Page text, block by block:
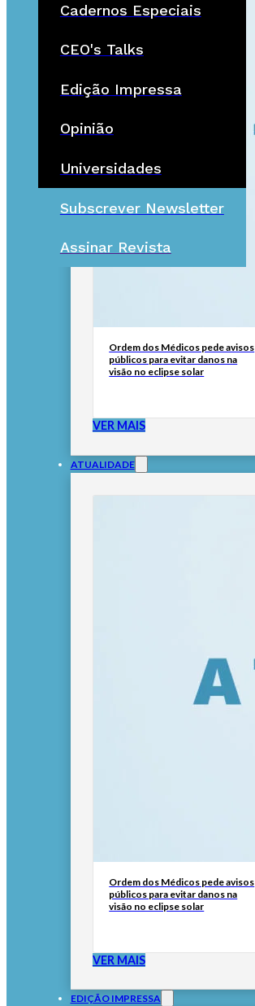
Cadernos Especiais
CEO's Talks
Edição Impressa
Opinião
Universidades
Subscrever Newsletter
Assinar Revista
Ordem dos Médicos pede avisos
públicos para evitar danos na
visão no eclipse solar
VER MAIS
ATUALIDADE
Ordem dos Médicos pede avisos
públicos para evitar danos na
visão no eclipse solar
VER MAIS
EDIÇÃO IMPRESSA